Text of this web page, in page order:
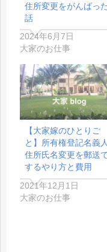
住所変更をがんばった
話
2024年6月7日
大家のお仕事
【大家嫁のひとりご
と】所有権登記名義人
住所氏名変更を郵送
するやり方と費用
2021年12月1日
大家のお仕事